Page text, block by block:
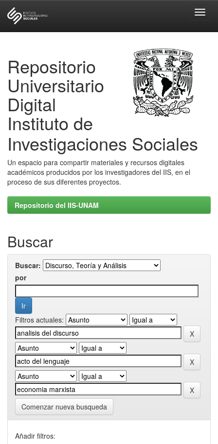
Repositorio
Universitario
Digital
Instituto de
Investigaciones Sociales
Un espacio para compartir materiales y recursos digitales
académicos producidos por los investigadores del IIS, en el
proceso de sus diferentes proyectos.
Repositorio del IIS-UNAM
Buscar
Buscar:
por
Filtros actuales:
Comenzar nueva busqueda
Añadir filtros: